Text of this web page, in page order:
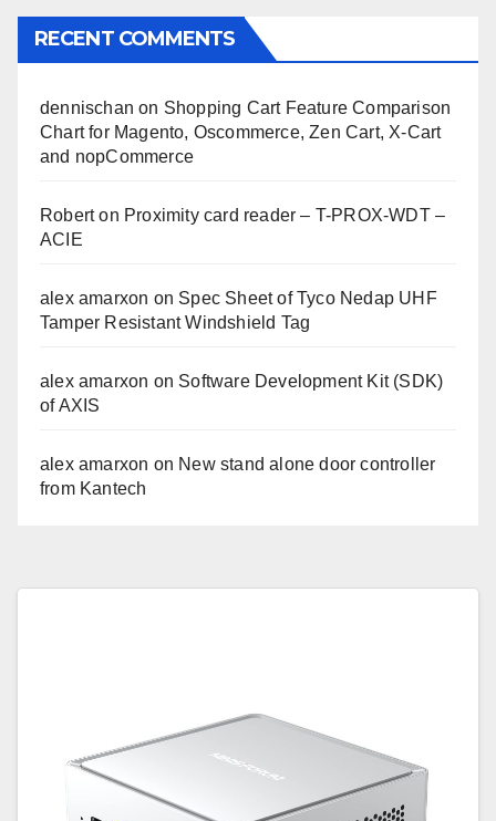
RECENT COMMENTS
dennischan on Shopping Cart Feature Comparison
Chart for Magento, Oscommerce, Zen Cart, X-Cart
and nopCommerce
Roberton Proximity card reader – T-PROX-WDT –
ACIE
alex amarxon on Spec Sheet of Tyco Nedap UHF
Tamper Resistant Windshield Tag
alex amarxon on Software Development Kit (SDK)
of AXIS
alex amarxon on New stand alone door controller
from Kantech